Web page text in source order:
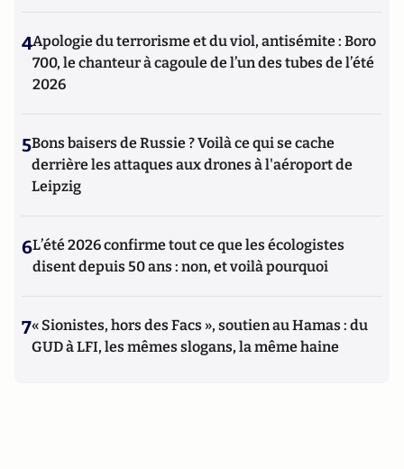
4Apologie du terrorisme et du viol, antisémite : Boro
700, le chanteur à cagoule de l’un des tubes de l’été
2026
5Bons baisers de Russie ? Voilà ce qui se cache
derrière les attaques aux drones à l'aéroport de
Leipzig
6L’été 2026 confirme tout ce que les écologistes
disent depuis 50 ans : non, et voilà pourquoi
7« Sionistes, hors des Facs », soutien au Hamas : du
GUD à LFI, les mêmes slogans, la même haine